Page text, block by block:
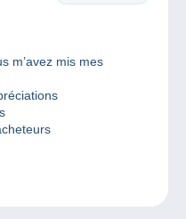
m’avez mis mes